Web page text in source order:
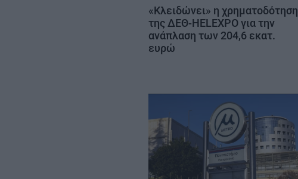
«Κλειδώνει» η χρηματοδότηση
της ΔΕΘ-HELEXPO για την
ανάπλαση των 204,6 εκατ.
ευρώ